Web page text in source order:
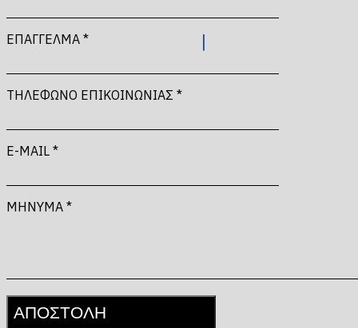
ΕΠΑΓΓΕΛΜΑ *
ΤΗΛΕΦΩΝΟ ΕΠΙΚΟΙΝΩΝΙΑΣ *
E-MAIL *
ΜΗΝΥΜΑ *